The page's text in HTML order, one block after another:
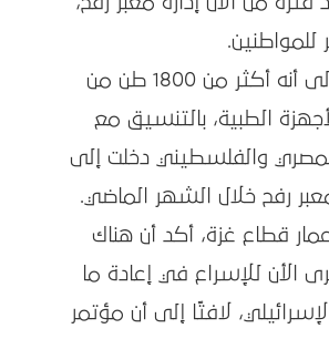
وأشار يوسف إلى أنه أكثر من 1800 طن من
الطبية، بالتنسيق مع
المصري والفلسطيني دخلت إلى
رفح خلال الشهر الماضي.
قطاع غزة، أكد أن هناك
الأن للإسراع في إعادة ما
لافتًا إلى أن مؤتمر